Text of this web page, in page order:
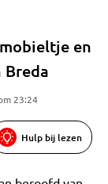
en
23:24
Hulp bij lezen